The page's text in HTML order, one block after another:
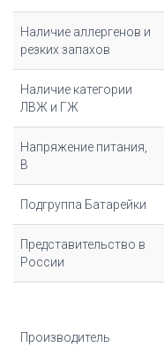
Наличие аллергенов и
резких запахов
Наличие категории
ЛВЖ и ГЖ
Напряжение питания,
В
Подгруппа Батарейки
Представительство в
России
Производитель